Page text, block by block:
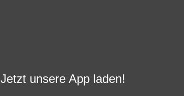
Jetzt unsere App laden!